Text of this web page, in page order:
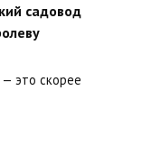
садовод
это скорее